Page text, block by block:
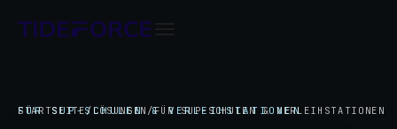
STARTSEITE/ LÖSUNGEN /FÜR SUP-SCHULEN & VERLEIHSTATIONEN
FÜR SUP-SCHULEN & VERLEIHSTATIONEN